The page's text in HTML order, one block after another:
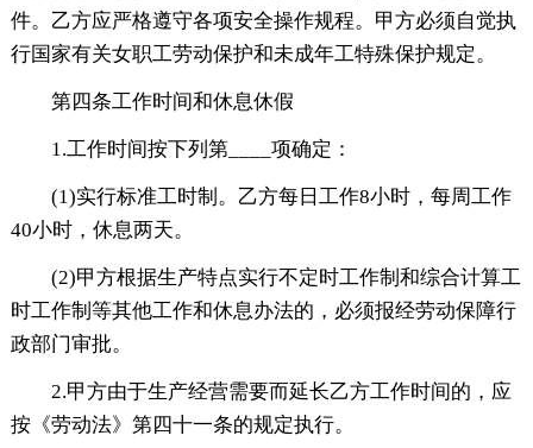
件。乙方应严格遵守各项安全操作规程。甲方必须自觉执
行国家有关女职工劳动保护和未成年工特殊保护规定。
第四条工作时间和休息休假
1.工作时间按下列第____项确定：
(1)实行标准工时制。乙方每日工作8小时，每周工作
40小时，休息两天。
(2)甲方根据生产特点实行不定时工作制和综合计算工
时工作制等其他工作和休息办法的，必须报经劳动保障行
政部门审批。
2.甲方由于生产经营需要而延长乙方工作时间的，应
按《劳动法》第四十一条的规定执行。